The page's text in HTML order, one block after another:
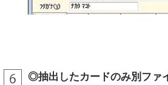
◎抽出したカードのみ別ファ